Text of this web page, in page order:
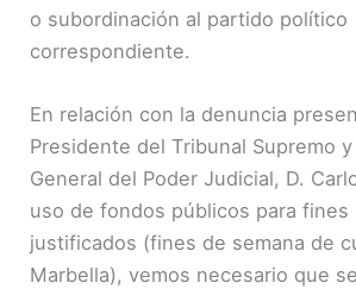
o subordinación al partido político
correspondiente.
En relación con la denuncia
Presidente del Tribunal Supremo
General del Poder Judicial, D.
uso de fondos públicos para fines
justificados (fines de semana de
Marbella), vemos necesario que